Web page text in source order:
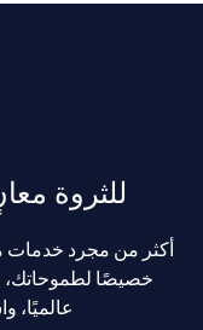
للثروة
أكثر من مجرد
خصيصًا لطموحاتك،
عالميًا،